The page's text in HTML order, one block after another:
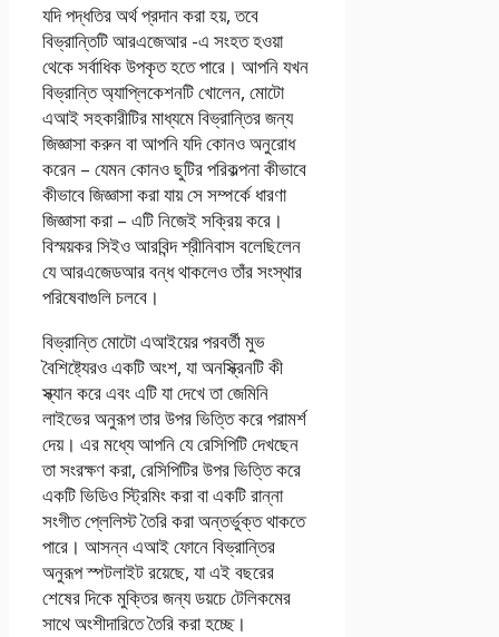
যদি পদ্ধতির অর্থ প্রদান করা হয়, তবে
বিভ্রান্তিটি আরএজেআর -এ সংহত হওয়া
থেকে সর্বাধিক উপকৃত হতে পারে। আপনি যখন
বিভ্রান্তি অ্যাপ্লিকেশনটি খোলেন, মোটো
এআই সহকারীটির মাধ্যমে বিভ্রান্তির জন্য
জিজ্ঞাসা করুন বা আপনি যদি কোনও অনুরোধ
করেন – যেমন কোনও ছুটির পরিকল্পনা কীভাবে
কীভাবে জিজ্ঞাসা করা যায় সে সম্পর্কে ধারণা
জিজ্ঞাসা করা – এটি নিজেই সক্রিয় করে।
বিস্ময়কর সিইও আরবিন্দ শ্রীনিবাস বলেছিলেন
যে আরএজেডআর বন্ধ থাকলেও তাঁর সংস্থার
পরিষেবাগুলি চলবে।
বিভ্রান্তি মোটো এআইয়ের পরবর্তী মুভ
বৈশিষ্ট্যেরও একটি অংশ, যা অনস্ক্রিনটি কী
স্ক্যান করে এবং এটি যা দেখে তা জেমিনি
লাইভের অনুরূপ তার উপর ভিত্তি করে পরামর্শ
দেয়। এর মধ্যে আপনি যে রেসিপিটি দেখছেন
তা সংরক্ষণ করা, রেসিপিটির উপর ভিত্তি করে
একটি ভিডিও স্ট্রিমিং করা বা একটি রান্না
সংগীত প্লেলিস্ট তৈরি করা অন্তর্ভুক্ত থাকতে
পারে। আসন্ন এআই ফোনে বিভ্রান্তির
অনুরূপ স্পটলাইট রয়েছে, যা এই বছরের
শেষের দিকে মুক্তির জন্য ডয়চে টেলিকমের
সাথে অংশীদারিতে তৈরি করা হচ্ছে।